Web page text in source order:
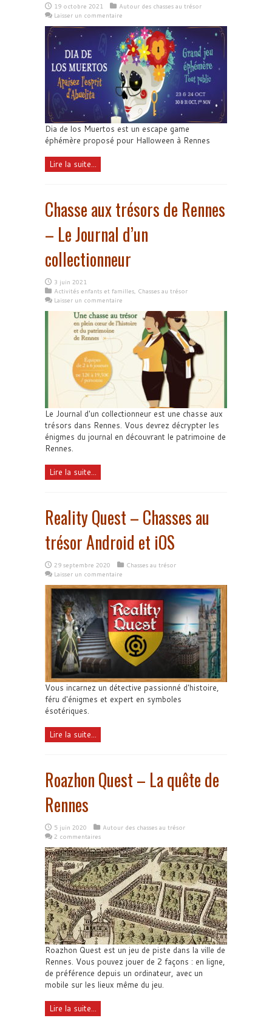
19 octobre 2021
Autour des chasses au trésor
Laisser un commentaire
Dia de los Muertos est un escape game
éphémère proposé pour Halloween à Rennes
Lire la suite...
Chasse aux trésors de Rennes
– Le Journal d’un
collectionneur
3 juin 2021
Activités enfants et familles, Chasses au trésor
Laisser un commentaire
Le Journal d'un collectionneur est une chasse aux
trésors dans Rennes. Vous devrez décrypter les
énigmes du journal en découvrant le patrimoine de
Rennes.
Lire la suite...
Reality Quest – Chasses au
trésor Android et iOS
29 septembre 2020
Chasses au trésor
Laisser un commentaire
Vous incarnez un détective passionné d'histoire,
féru d'énigmes et expert en symboles
ésotériques.
Lire la suite...
Roazhon Quest – La quête de
Rennes
5 juin 2020
Autour des chasses au trésor
2 commentaires
Roazhon Quest est un jeu de piste dans la ville de
Rennes. Vous pouvez jouer de 2 façons : en ligne,
de préférence depuis un ordinateur, avec un
mobile sur les lieux même du jeu.
Lire la suite...